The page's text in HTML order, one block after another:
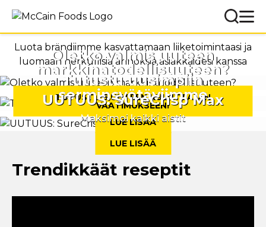
Luota brändiimme kasvattamaan liiketoimintaasi ja
luomaan herkullisia annoksia asiakkaidesi kanssa
Oletko valmis uuteen
markkinatodellisuuteen?
TUTUSTU 5 UUTEEN KULUTTAJAN
VAATIMUKSEEN!
Tutustu uusimpiin
sorminsyötäviimme
LUE LISÄÄ
UUTUUS: SureCrisp Max
Maksimoi kaikki aistit
LUE LISÄÄ
Trendikkäät reseptit